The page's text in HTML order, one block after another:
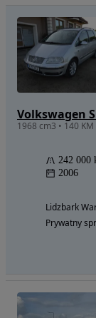
Volkswagen
1968 cm3 • 140
242 000
2006
Lidzbark
Prywatny